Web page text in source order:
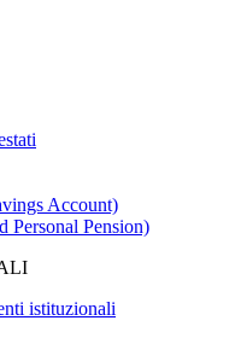
Account)
Personal Pension)
istituzionali